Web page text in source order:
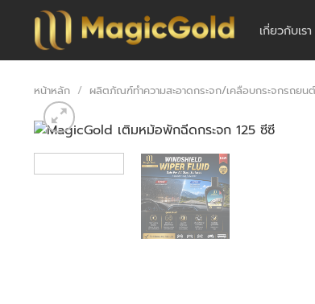
เกี่ยวกับเรา
หน้าหลัก / ผลิตภัณฑ์ทำความสะอาดกระจก/เคลือบกระจกรถยนต์